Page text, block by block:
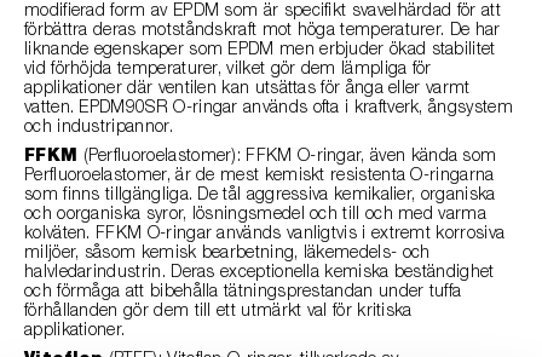
modifierad form av EPDM som är specifikt svavelhärdad för att
förbättra deras motståndskraft mot höga temperaturer. De har
liknande egenskaper som EPDM men erbjuder ökad stabilitet
vid förhöjda temperaturer, vilket gör dem lämpliga för
applikationer där ventilen kan utsättas för ånga eller varmt
vatten. EPDM90SR O-ringar används ofta i kraftverk, ångsystem
och industripannor.
FFKM (Perfluoroelastomer): FFKM O-ringar, även kända som
Perfluoroelastomer, är de mest kemiskt resistenta O-ringarna
som finns tillgängliga. De tål aggressiva kemikalier, organiska
och oorganiska syror, lösningsmedel och till och med varma
kolväten. FFKM O-ringar används vanligtvis i extremt korrosiva
miljöer, såsom kemisk bearbetning, läkemedels- och
halvledarindustrin. Deras exceptionella kemiska beständighet
och förmåga att bibehålla tätningsprestandan under tuffa
förhållanden gör dem till ett utmärkt val för kritiska
applikationer.